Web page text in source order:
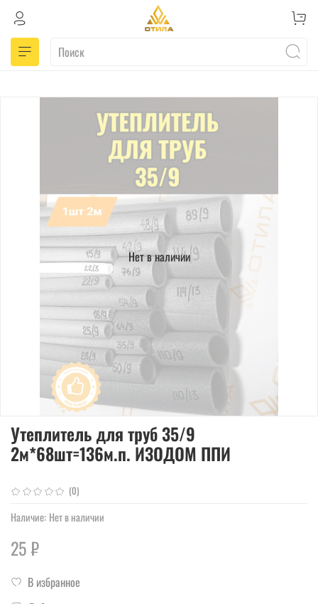
Нет в наличии
(0)
Наличие: Нет в наличии
Утеплитель для труб 35/9
2м*68шт=136м.п. ИЗОДОМ ППИ
25 ₽
В избранное